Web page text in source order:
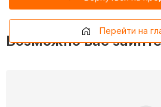
Перейти на
Возможно вас